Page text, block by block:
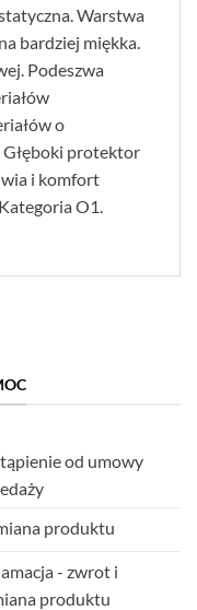
Warstwa
bardziej miękka.
Podeszwa
o
Głęboki protektor
i komfort
O1.
od umowy
produktu
- zwrot i
produktu